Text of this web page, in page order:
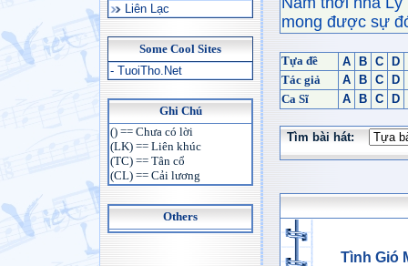
Liên Lạc
Some Cool Sites
- TuoiTho.Net
Ghi Chú
() == Chưa có lời
(LK) == Liên khúc
(TC) == Tân cổ
(CL) == Cải lương
Others
mong được sự
Tựa đề A B C
D
Tác giả
A B C
D
Ca Sĩ
A B C D
Tìm bài hát:
Tình Gió